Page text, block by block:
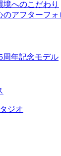
境へのこだわり
のアフターフォ
周年記念モデル
ジオ